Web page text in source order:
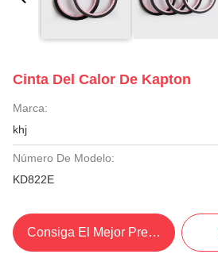
Cinta Del Calor De Kapton
Marca:
khj
Número De Modelo:
KD822E
Consiga El Mejor Precio